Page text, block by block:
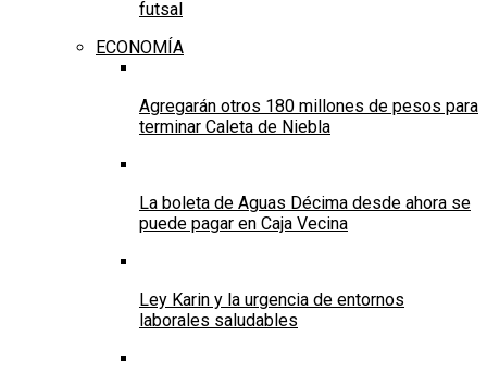
futsal
ECONOMÍA
Agregarán otros 180 millones de pesos para
terminar Caleta de Niebla
La boleta de Aguas Décima desde ahora se
puede pagar en Caja Vecina
Ley Karin y la urgencia de entornos
laborales saludables